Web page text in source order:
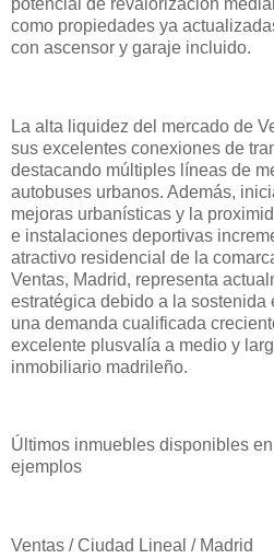
como propiedades ya
con ascensor y garaje incluido.
La alta liquidez del mercado de
sus excelentes conexiones de
destacando múltiples líneas de
autobuses urbanos. Además,
mejoras urbanísticas y la
e instalaciones deportivas
atractivo residencial de la
Ventas, Madrid, representa
estratégica debido a la sostenida
una demanda cualificada
excelente plusvalía a medio y
inmobiliario madrileño.
Últimos inmuebles disponibles
ejemplos
Ventas / Ciudad Lineal / Madrid